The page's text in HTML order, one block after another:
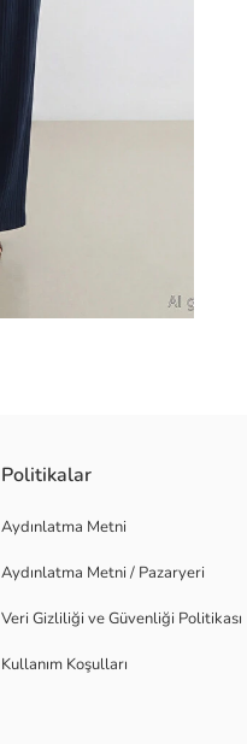
Politikalar
Aydınlatma Metni
Aydınlatma Metni / Pazaryeri
Veri Gizliliği ve Güvenliği Politikası
Kullanım Koşulları